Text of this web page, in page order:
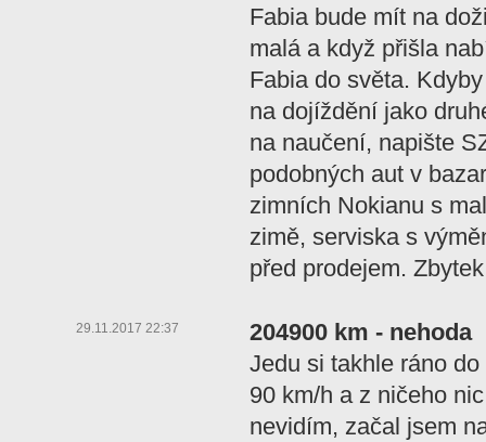
Fabia bude mít na
malá a když přišla
Fabia do světa.
na dojíždění jako
na naučení, napište
podobných aut v
zimních Nokianu s
zimě, serviska s
před prodejem.
29.11.2017 22:37
204900 km - nehoda
Jedu si takhle ráno
90 km/h a z ničeho
nevidím, začal jsem